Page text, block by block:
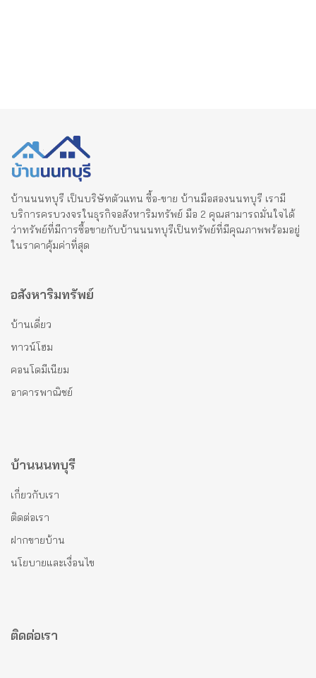
บ้านนนทบุรี เป็นบริษัทตัวแทน ซื้อ-ขาย บ้านมือสองนนทบุรี เรามี
บริการครบวงจรในธุรกิจอสังหาริมทรัพย์ มือ 2 คุณสามารถมั่นใจได้
ว่าทรัพย์ที่มีการซื้อขายกับบ้านนนทบุรีเป็นทรัพย์ที่มีคุณภาพพร้อมอยู่
ในราคาคุ้มค่าที่สุด
อสังหาริมทรัพย์
บ้านเดี่ยว
ทาวน์โฮม
คอนโดมีเนียม
อาคารพาณิชย์
บ้านนนทบุรี
เกี่ยวกับเรา
ติดต่อเรา
ฝากขายบ้าน
นโยบายและเงื่อนไข
ติดต่อเรา